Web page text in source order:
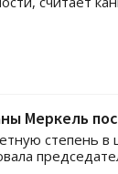
Меркель
степень